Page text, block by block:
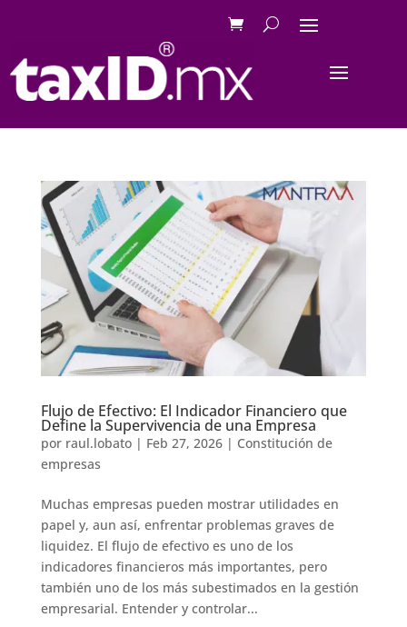
Flujo de Efectivo: El Indicador Financiero que
Define la Supervivencia de una Empresa
por raul.lobato| Feb 27, 2026| Constitución de
empresas
Muchas empresas pueden mostrar utilidades en
papel y, aun así, enfrentar problemas graves de
liquidez. El flujo de efectivo es uno de los
indicadores financieros más importantes, pero
también uno de los más subestimados en la gestión
empresarial. Entender y controlar...